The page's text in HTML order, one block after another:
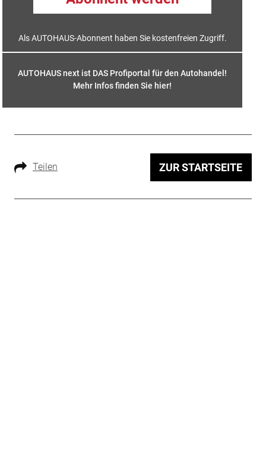
Als AUTOHAUS-Abonnent haben Sie kostenfreien Zugriff.
AUTOHAUS next ist DAS Profiportal für den Autohandel!
Mehr Infos finden Sie hier!
Teilen ZUR STARTSEITE